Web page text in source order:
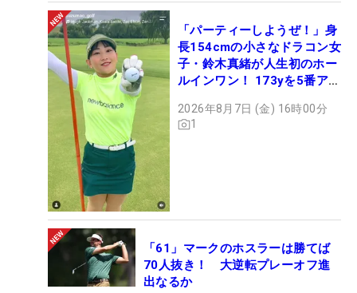
「パーティーしようぜ！」身
長154cmの小さなドラコン女
子・鈴木真緒が人生初のホー
ルインワン！ 173yを5番アイ
2026年8月7日 (金) 16時00分
1
「61」マークのホスラーは勝てば
70人抜き！ 大逆転プレーオフ進
出なるか